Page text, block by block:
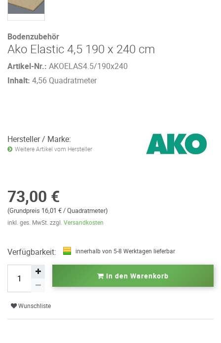
Bodenzubehör
Ako Elastic 4,5 190 x 240 cm
Artikel-Nr.: AKOELAS4.5/190x240
Inhalt: 4,56 Quadratmeter
Hersteller / Marke:
Weitere Artikel vom Hersteller
73,00 €
(Grundpreis 16,01 € / Quadratmeter)
inkl. ges. MwSt. zzgl. Versandkosten
Verfügbarkeit: innerhalb von 5-8 Werktagen lieferbar
In den Warenkorb
Wunschliste